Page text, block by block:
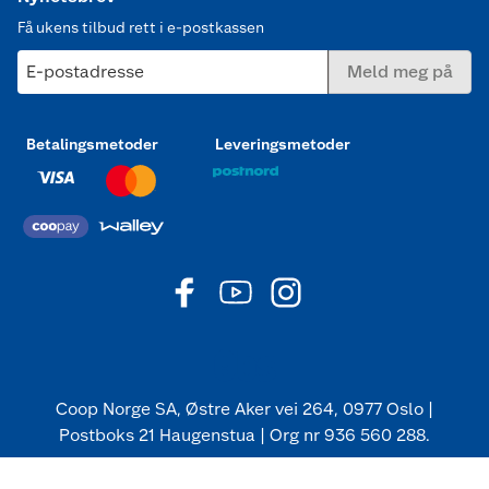
Få ukens tilbud rett i e-postkassen
E-postadresse Meld meg på
Betalingsmetoder Leveringsmetoder
Coop Norge SA, Østre Aker vei 264, 0977 Oslo |
Postboks 21 Haugenstua | Org nr 936 560 288.